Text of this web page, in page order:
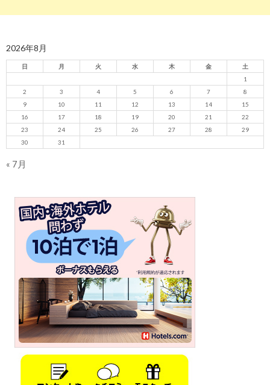
2026年8月
日 月 火 水 木 金
土
1
2
3 4 5 6 7
8
9
10 11 12 13 14
15
16
17 18 19 20 21
22
23
24 25 26 27 28
29
30
31
« 7月